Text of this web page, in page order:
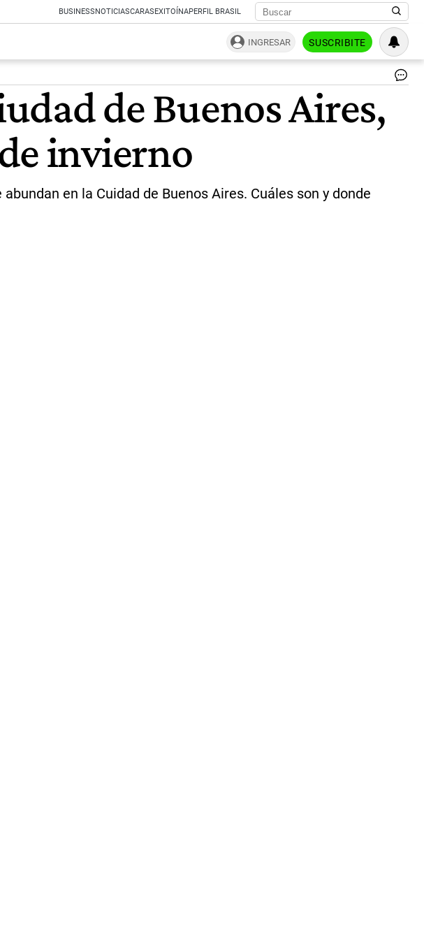
BUSINESSNOTICIASCARASEXITOÍNAPERFIL BRASIL
INGRESAR SUSCRIBITE
de Buenos Aires,
invierno
en la Cuidad de Buenos Aires. Cuáles son y donde